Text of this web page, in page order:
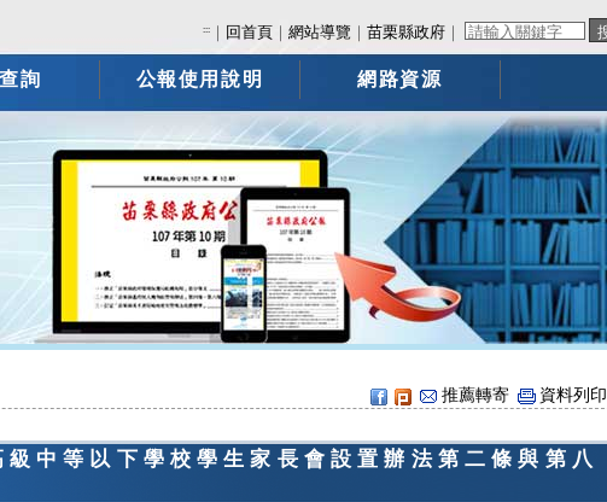
::: 回首頁 ｜網站導覽 ｜苗栗縣政府
詢 公報使用說明 網路資源
推薦轉寄 資料列印
中等以下學校學生家長會設置辦法第二條與第八